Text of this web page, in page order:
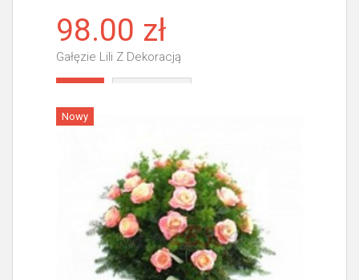
98.00 zł
Gałęzie Lili Z Dekoracją
Nowy